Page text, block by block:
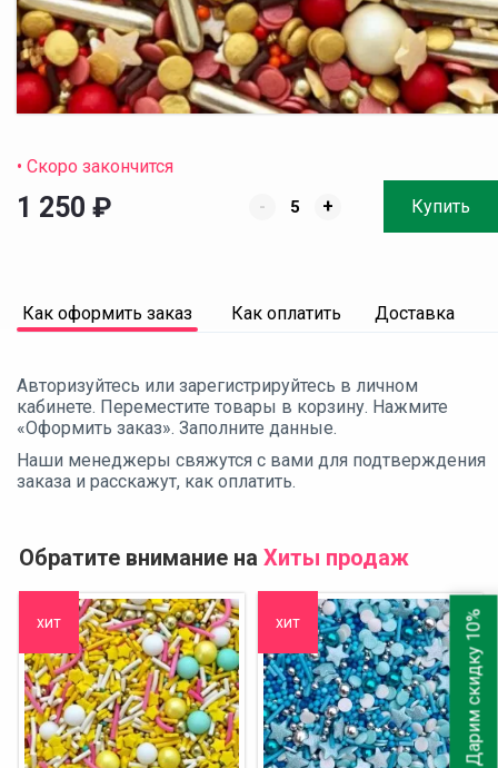
• Скоро закончится
1 250 ₽ - + Купить
Как оформить заказ Как оплатить Доставка
Авторизуйтесь или зарегистрируйтесь в личном
кабинете. Переместите товары в корзину. Нажмите
«Оформить заказ». Заполните данные.
Наши менеджеры свяжутся с вами для подтверждения
заказа и расскажут, как оплатить.
Обратите внимание на Хиты продаж
хит хит Дарим скидку 10%